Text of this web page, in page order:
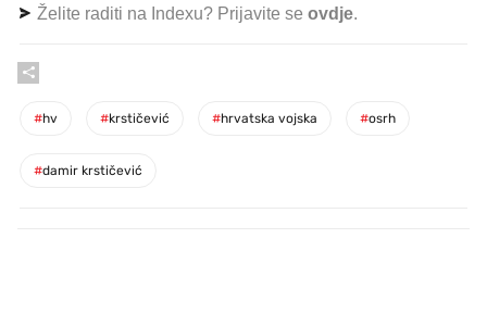
Želite raditi na Indexu? Prijavite se ovdje.
#hv #krstičević #hrvatska vojska #osrh
#damir krstičević